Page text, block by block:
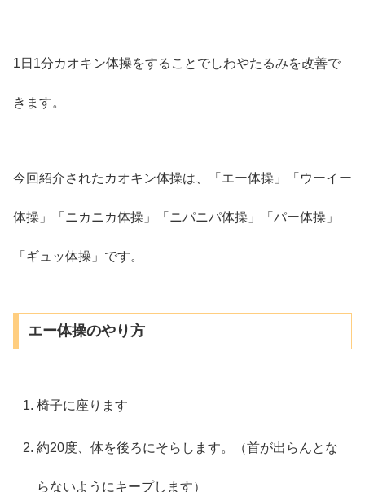
1日1分カオキン体操をすることでしわやたるみを改善で
きます。
今回紹介されたカオキン体操は、「エー体操」「ウーイー
体操」「ニカニカ体操」「ニパニパ体操」「パー体操」
「ギュッ体操」です。
エー体操のやり方
椅子に座ります
約20度、体を後ろにそらします。（首が出らんとな
らないようにキープします）